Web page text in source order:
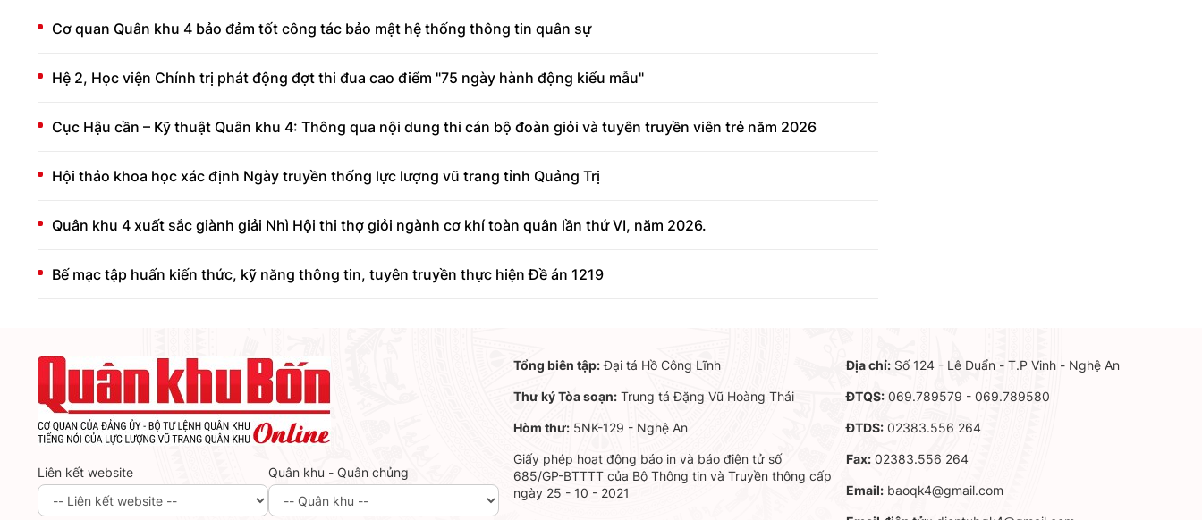
Cơ quan Quân khu 4 bảo đảm tốt công tác bảo mật hệ thống thông tin quân sự
Hệ 2, Học viện Chính trị phát động đợt thi đua cao điểm "75 ngày hành động kiểu mẫu"
Cục Hậu cần – Kỹ thuật Quân khu 4: Thông qua nội dung thi cán bộ đoàn giỏi và tuyên truyền viên trẻ năm 2026
Hội thảo khoa học xác định Ngày truyền thống lực lượng vũ trang tỉnh Quảng Trị
Quân khu 4 xuất sắc giành giải Nhì Hội thi thợ giỏi ngành cơ khí toàn quân lần thứ VI, năm 2026.
Bế mạc tập huấn kiến thức, kỹ năng thông tin, tuyên truyền thực hiện Đề án 1219
Liên kết website Quân khu - Quân chủng
Tổng biên tập:Đại tá Hồ Công Lĩnh
Thư ký Tòa soạn:Trung tá Đặng Vũ Hoàng Thái
Hòm thư:5NK-129 - Nghệ An
Giấy phép hoạt động báo in và báo điện tử số
685/GP-BTTTT của Bộ Thông tin và Truyền thông cấp
ngày 25 - 10 - 2021
Địa chỉ:Số 124 - Lê Duẩn - T.P Vinh - Nghệ An
ĐTQS:069.789579 - 069.789580
ĐTDS:02383.556 264
Fax:02383.556 264
Email:baoqk4@gmail.com